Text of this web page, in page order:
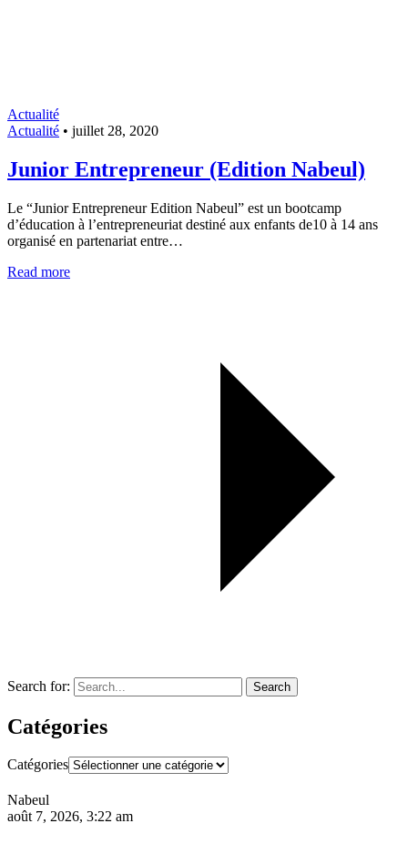
Actualité
Actualité • juillet 28, 2020
Junior Entrepreneur (Edition Nabeul)
Le “Junior Entrepreneur Edition Nabeul” est un bootcamp
d’éducation à l’entrepreneuriat destiné aux enfants de10 à 14 ans
organisé en partenariat entre…
Read more
Search for: Search
Catégories
Catégories
Nabeul
août 7, 2026, 3:22 am